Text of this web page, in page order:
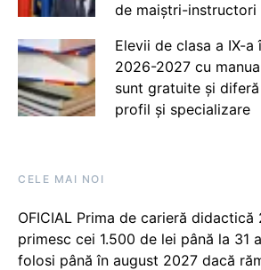
de maiștri-instructori
Elevii de clasa a IX-
2026-2027 cu
sunt gratuite și
profil și specializare
CELE MAI NOI
OFICIAL Prima de carieră
primesc cei 1.500 de lei până la 31
folosi până în august 2027 dacă